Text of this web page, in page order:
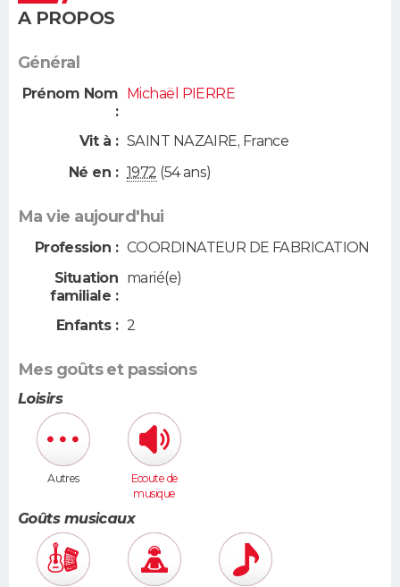
A PROPOS
Général
Prénom Nom
:
Michaël PIERRE
Vit à : SAINT NAZAIRE, France
Né en : 1972 (54 ans)
Ma vie aujourd'hui
Profession : COORDINATEUR DE FABRICATION
Situation
familiale :
marié(e)
Enfants : 2
Mes goûts et passions
Loisirs
Autres
Ecoute de
musique
Goûts musicaux